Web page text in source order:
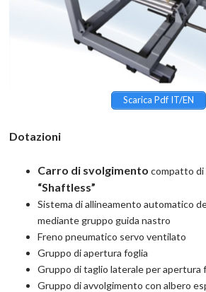
Scarica Pdf IT/EN
Dotazioni
Carro di svolgimento compatto di
“Shaftless”
Sistema di allineamento automatico
mediante gruppo guida nastro
Freno pneumatico servo ventilato
Gruppo di apertura foglia
Gruppo di taglio laterale per apertura
Gruppo di avvolgimento con albero